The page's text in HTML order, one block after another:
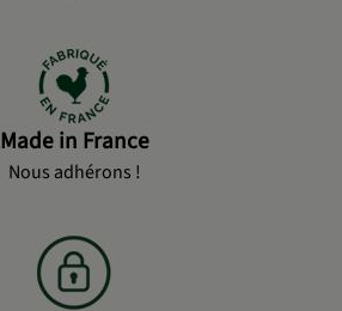
Made in France
Nous adhérons !